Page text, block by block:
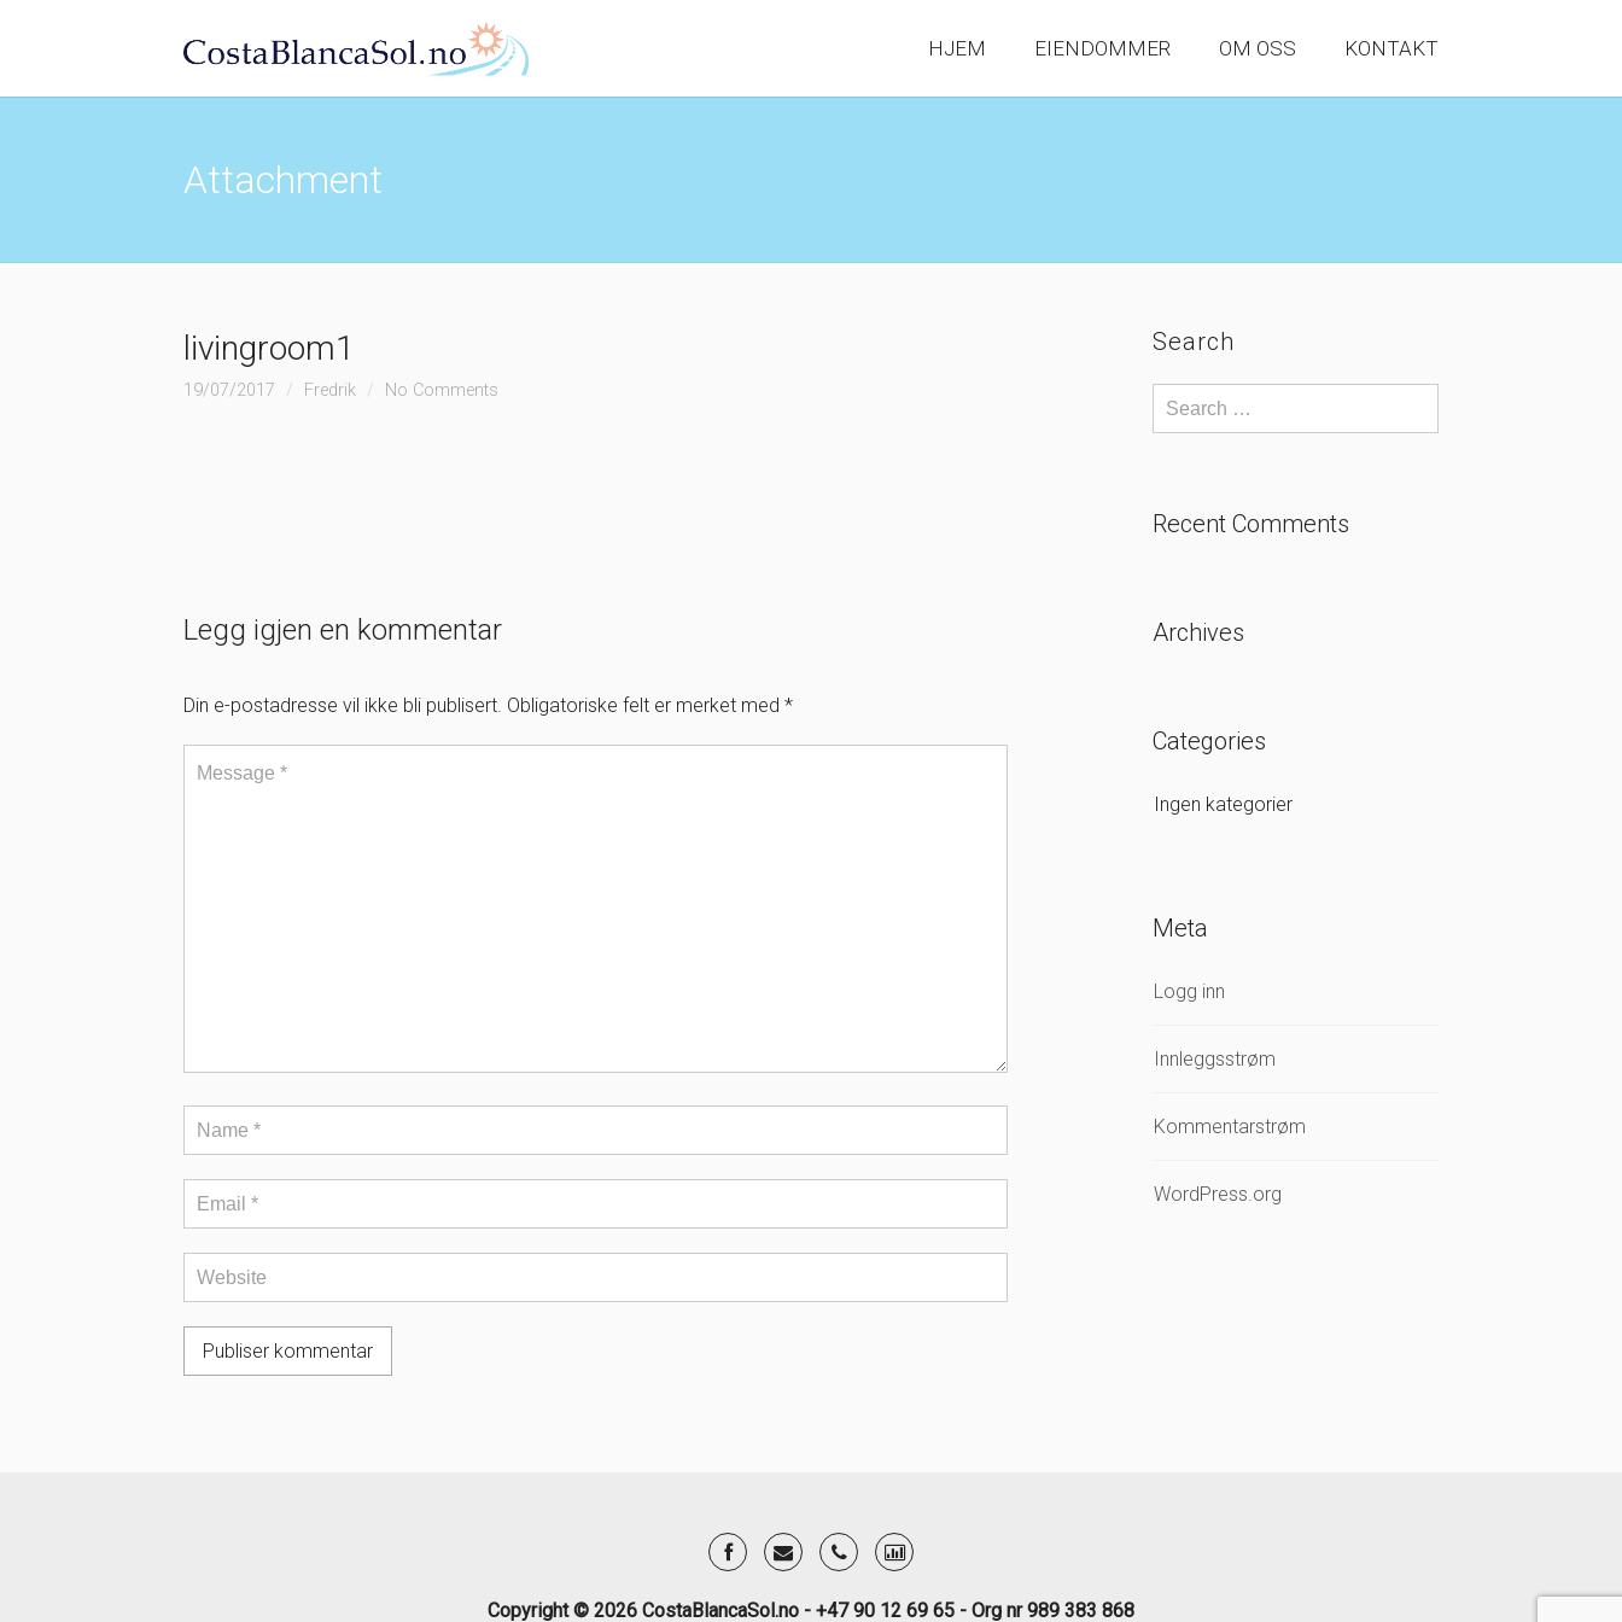
HJEM EIENDOMMER OM OSS KONTAKT
Attachment
livingroom1
19/07/2017 Fredrik No Comments
Legg igjen en kommentar
Din e-postadresse vil ikke bli publisert. Obligatoriske felt er merket med *
Search
Recent Comments
Archives
Categories
Ingen kategorier
Meta
Logg inn
Innleggsstrøm
Kommentarstrøm
WordPress.org
Copyright © 2026 CostaBlancaSol.no - +47 90 12 69 65 - Org nr 989 383 868